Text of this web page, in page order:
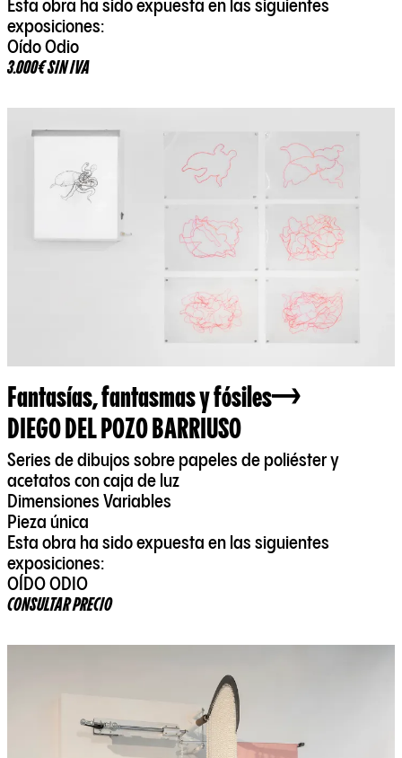
Esta obra ha sido expuesta en las siguientes
exposiciones:
Oído Odio
3.000€ SIN IVA
Fantasías, fantasmas y fósiles
DIEGO DEL POZO BARRIUSO
Series de dibujos sobre papeles de poliéster y
acetatos con caja de luz
Dimensiones Variables
Pieza única
Esta obra ha sido expuesta en las siguientes
exposiciones:
OÍDO ODIO
CONSULTAR PRECIO